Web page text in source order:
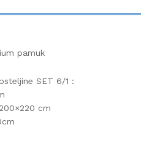
pamuk
SET 6/1 :
cm